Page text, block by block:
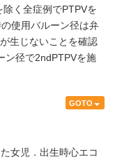
く全症例でPTPVを
使用バルーン径は弁
生じないことを確認
ン径で2ndPTPVを施
GOTO
女児．出生時心エコ